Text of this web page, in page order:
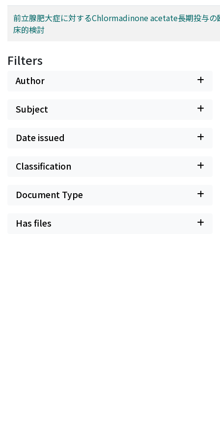
前立腺肥大症に対するChlormadinone acetate長期投与の
床的検討
Filters
Author
Subject
Date issued
Classification
Document Type
Has files